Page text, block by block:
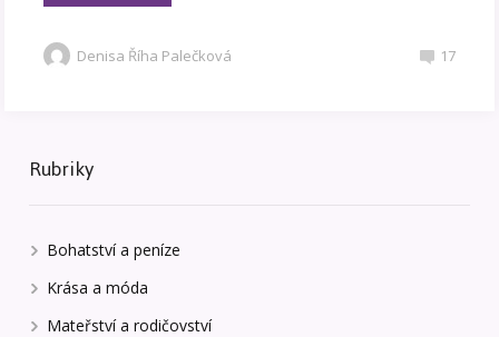
Denisa Říha Palečková 17
Rubriky
Bohatství a peníze
Krása a móda
Mateřství a rodičovství